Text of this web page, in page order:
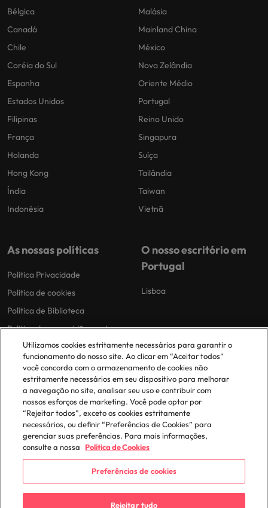
Bélgica
Canadá
Chile
Coréia do Sul
Espanha
Estados Unidos
Filipinas
França
Holanda
Hong Kong
Índia
Indonésia
Malásia
Mainland China
México
Nova Zelândia
Oriente Médio
Portugal
Reino Unido
Singapura
Suíça
Tailândia
Taiwan
Vietnã
As nossas políticas
Politica Privacidade
Politica de cookies
Política de Biblioteca
Politica de escravidão moderna
O nosso escritório em
Portugal
Lisboa
© 2025 Robert Walters Plc. All Rights Reserved.
Utilizamos cookies estritamente necessários para garantir o
funcionamento do nosso site. Ao clicar em “Aceitar todos”
você concorda com o armazenamento de cookies não
estritamente necessários em seu dispositivo para melhorar
a navegação no site, analisar seu uso e contribuir com
nossos esforços de marketing. Você pode optar por
“Rejeitar todos”, exceto os cookies estritamente
necessários, ou definir “Preferências de Cookies” para
gerenciar suas preferências. Para mais informações,
consulte a nossa
Política de Cookies
Preferências de cookies
Rejeitar tudo